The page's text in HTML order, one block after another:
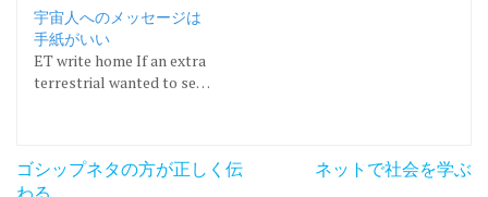
宇宙人へのメッセージは
手紙がいい
ET write home If an extra
terrestrial wanted to se…
投
ゴシップネタの方が正しく伝
ネットで社会を学ぶ